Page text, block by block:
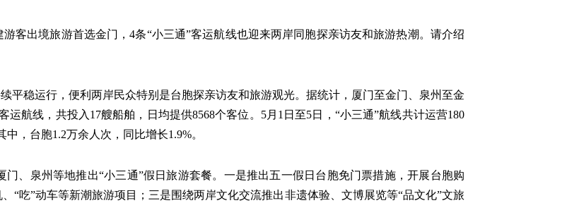
游客出境旅游首选金门，4条“小三通”客运航线也迎来两岸同胞探亲访友和旅游热潮。请介绍
平稳运行，便利两岸民众特别是台胞探亲访友和旅游观光。据统计，厦门至金门、泉州至金
运航线，共投入17艘船舶，日均提供8568个客位。5月1日至5日，“小三通”航线共计运营180
，台胞1.2万余人次，同比增长1.9%。
、泉州等地推出“小三通”假日旅游套餐。一是推出五一假日台胞免门票措施，开展台胞购
“吃”动车等新潮旅游项目；三是围绕两岸文化交流推出非遗体验、文博展览等“品文化”文旅